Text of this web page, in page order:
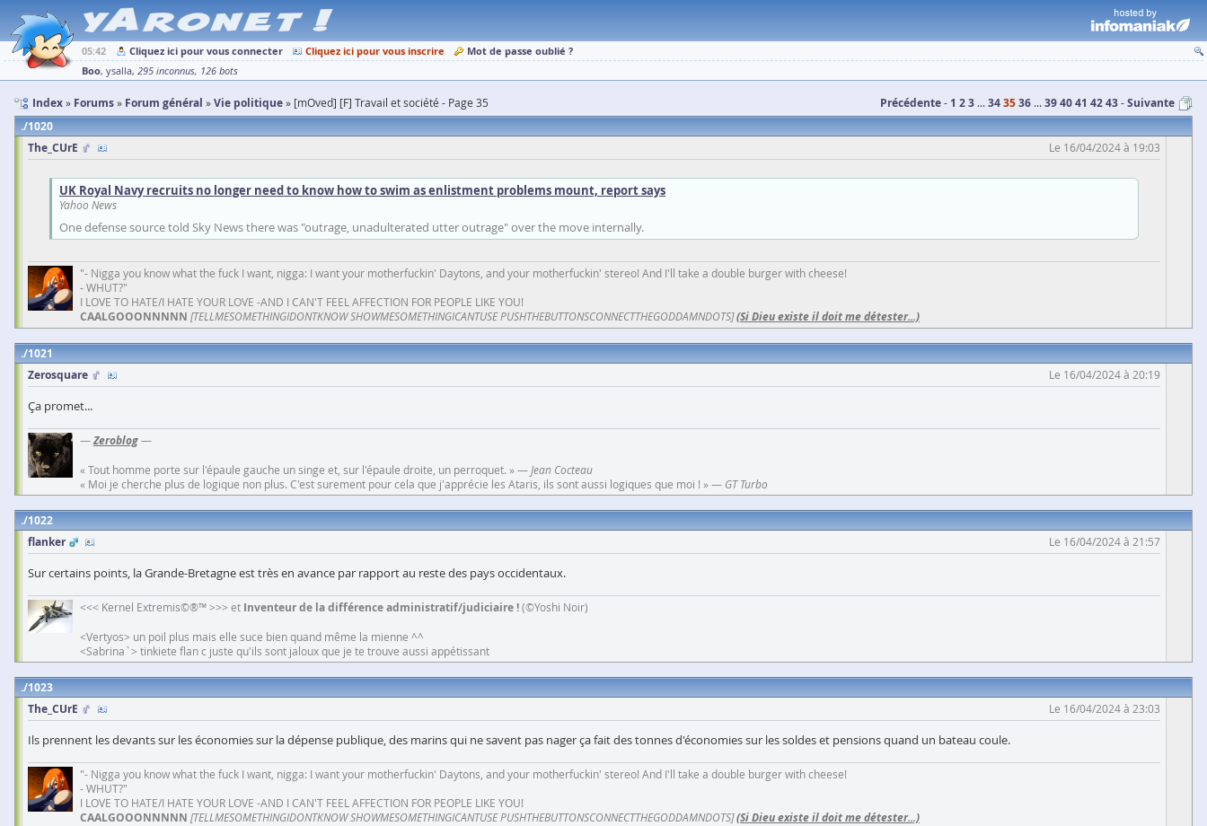
05:42 Cliquez ici pour vous connecter Cliquez ici pour vous inscrire
Mot de passe oublié ?
Boo ysalla 295 inconnus 126 bots
Index Forums Forum général Vie politique [mOved] [F] Travail et société - Page 35 Précédente 1 23 ... 343536 ... 394041 4243 Suivante
1020
The_CUrE
Le 16/04/2024 à 19:03
UK Royal Navy recruits no longer need to know how to swim as enlistment problems mount, report says
Yahoo News
One defense source told Sky News there was "outrage, unadulterated utter outrage" over the move internally.
"- Nigga you know what the fuck I want, nigga: I want your motherfuckin' Daytons, and your motherfuckin' stereo! And I'll take a double burger with cheese!
- WHUT?"
I LOVE TO HATE/I HATE YOUR LOVE -AND I CAN'T FEEL AFFECTION FOR PEOPLE LIKE YOU!
CAALGOOONNNNN [TELLMESOMETHINGIDONTKNOW SHOWMESOMETHINGICANTUSE PUSHTHEBUTTONSCONNECTTHEGODDAMNDOTS](Si Dieu existe il doit me détester...)
1021
Zerosquare
Le 16/04/2024 à 20:19
Ça promet...
—Zeroblog—
« Tout homme porte sur l'épaule gauche un singe et, sur l'épaule droite, un perroquet. » — Jean Cocteau
« Moi je cherche plus de logique non plus. C'est surement pour cela que j'apprécie les Ataris, ils sont aussi logiques que moi ! » — GT Turbo
1022
flanker
Le 16/04/2024 à 21:57
Sur certains points, la Grande-Bretagne est très en avance par rapport au reste des pays occidentaux.
<<< Kernel Extremis©®™ >>> et Inventeur de la différence administratif/judiciaire !(©Yoshi Noir)
<Vertyos> un poil plus mais elle suce bien quand même la mienne ^^
<Sabrina`> tinkiete flan c juste qu'ils sont jaloux que je te trouve aussi appétissant
1023
The_CUrE
Le 16/04/2024 à 23:03
Ils prennent les devants sur les économies sur la dépense publique, des marins qui ne savent pas nager ça fait des tonnes d'économies sur les soldes et pensions quand un bateau coule.
"- Nigga you know what the fuck I want, nigga: I want your motherfuckin' Daytons, and your motherfuckin' stereo! And I'll take a double burger with cheese!
- WHUT?"
I LOVE TO HATE/I HATE YOUR LOVE -AND I CAN'T FEEL AFFECTION FOR PEOPLE LIKE YOU!
CAALGOOONNNNN [TELLMESOMETHINGIDONTKNOW SHOWMESOMETHINGICANTUSE PUSHTHEBUTTONSCONNECTTHEGODDAMNDOTS](Si Dieu existe il doit me détester...)